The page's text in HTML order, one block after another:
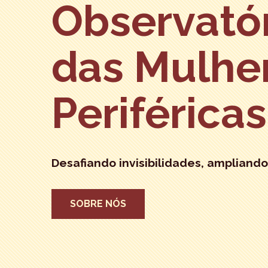
das
Periféricas
Desafiando invisibilidades,
SOBRE NÓS